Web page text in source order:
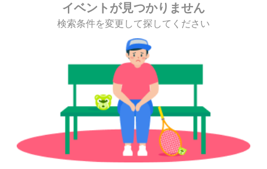
イベントが見つかりません
検索条件を変更して探してください